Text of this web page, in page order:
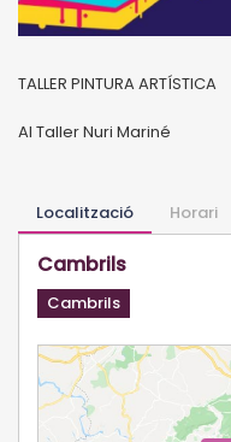
TALLER PINTURA ARTÍSTICA
Al Taller Nuri Mariné
Localització Horari
Cambrils
Cambrils